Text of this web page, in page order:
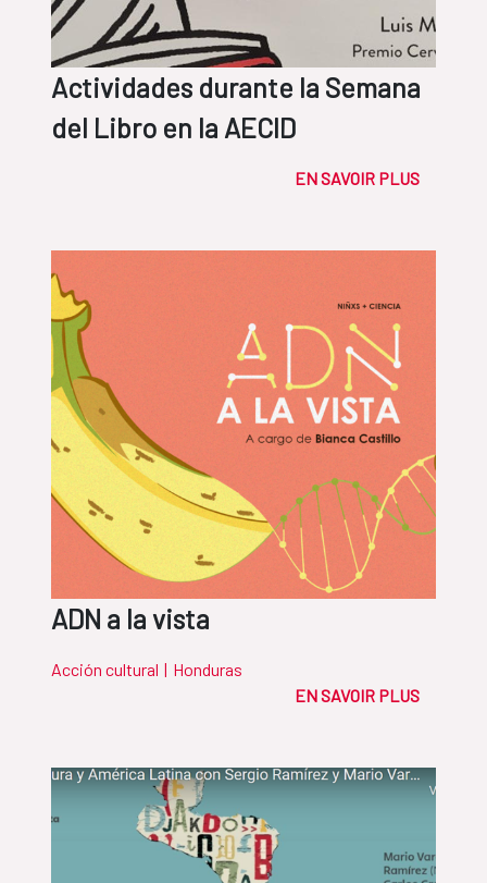
Actividades durante la Semana
del Libro en la AECID
EN SAVOIR PLUS
ADN a la vista
Acción cultural | Honduras
EN SAVOIR PLUS